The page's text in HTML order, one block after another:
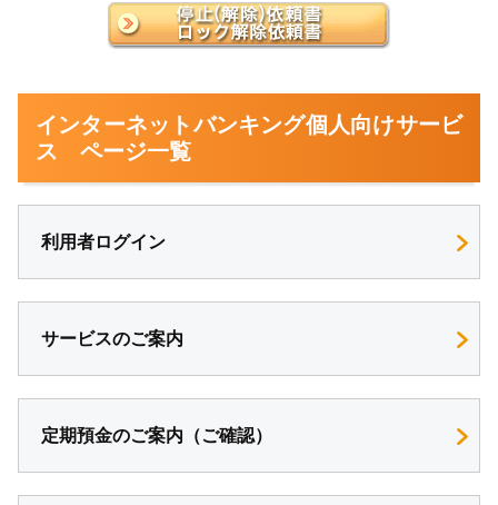
インターネットバンキング個人向けサービ
ス ページ一覧
利用者ログイン
サービスのご案内
定期預金のご案内（ご確認）